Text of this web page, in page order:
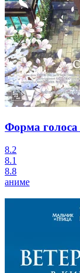
Форма голоса
8.2
8.1
8.8
аниме